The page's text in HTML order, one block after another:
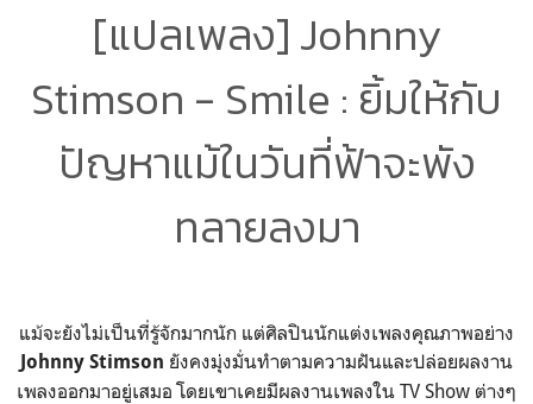
[แปลเพลง] Johnny
Stimson - Smile : ยิ้มให้กับ
ปัญหาแม้ในวันที่ฟ้าจะพัง
ทลายลงมา
แม้จะยังไม่เป็นที่รู้จักมากนัก แต่ศิลปินนักแต่งเพลงคุณภาพอย่าง
Johnny Stimson ยังคงมุ่งมั่นทำตามความฝันและปล่อยผลงาน
เพลงออกมาอยู่เสมอ โดยเขาเคยมีผลงานเพลงใน TV Show ต่างๆ